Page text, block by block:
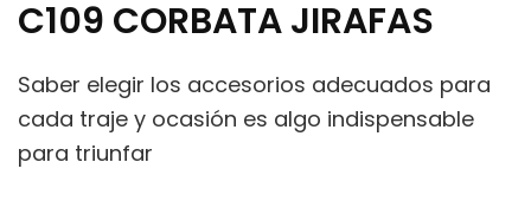
C109 CORBATA JIRAFAS
Saber elegir los accesorios adecuados para
cada traje y ocasión es algo indispensable
para triunfar